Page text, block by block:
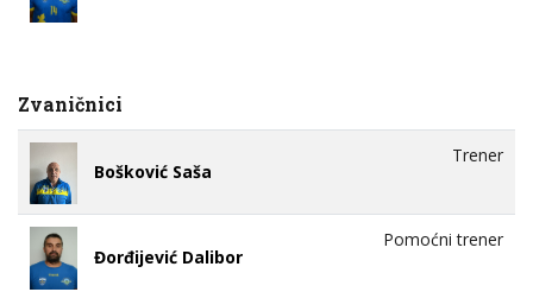
Zvaničnici
Bošković Saša
Trener
Đorđijević Dalibor
Pomoćni trener